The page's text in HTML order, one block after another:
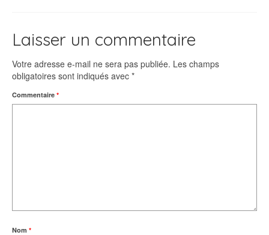
Laisser un commentaire
Votre adresse e-mail ne sera pas publiée. Les champs
obligatoires sont indiqués avec *
Commentaire *
Nom *